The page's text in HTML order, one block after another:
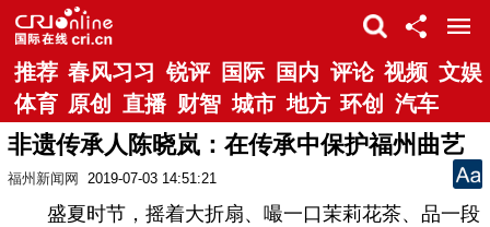
推荐 春风习习 锐评 国际 国内 评论 视频 文娱
体育 原创 直播 财智 城市 地方 环创 汽车
非遗传承人陈晓岚：在传承中保护福州曲艺
福州新闻网 2019-07-03 14:51:21
盛夏时节，摇着大折扇、嘬一口茉莉花茶、品一段